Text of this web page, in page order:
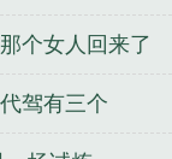
个女人回来了
驾有三个